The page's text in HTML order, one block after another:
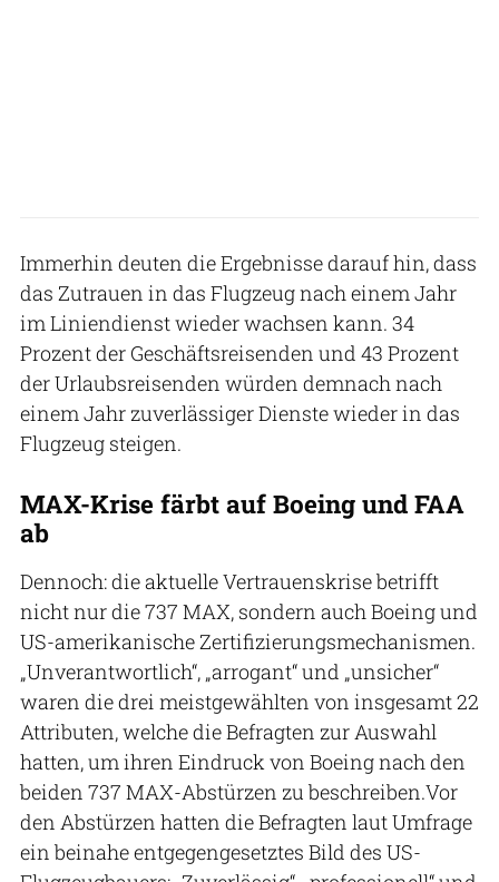
Immerhin deuten die Ergebnisse darauf hin, dass
das Zutrauen in das Flugzeug nach einem Jahr
im Liniendienst wieder wachsen kann. 34
Prozent der Geschäftsreisenden und 43 Prozent
der Urlaubsreisenden würden demnach nach
einem Jahr zuverlässiger Dienste wieder in das
Flugzeug steigen.
MAX-Krise färbt auf Boeing und FAA
ab
Dennoch: die aktuelle Vertrauenskrise betrifft
nicht nur die 737 MAX, sondern auch Boeing und
US-amerikanische Zertifizierungsmechanismen.
„Unverantwortlich“, „arrogant“ und „unsicher“
waren die drei meistgewählten von insgesamt 22
Attributen, welche die Befragten zur Auswahl
hatten, um ihren Eindruck von Boeing nach den
beiden 737 MAX-Abstürzen zu beschreiben.Vor
den Abstürzen hatten die Befragten laut Umfrage
ein beinahe entgegengesetztes Bild des US-